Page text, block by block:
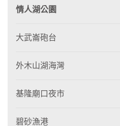
情人湖公園
大武崙砲台
外木山湖海灣
基隆廟口夜市
碧砂漁港